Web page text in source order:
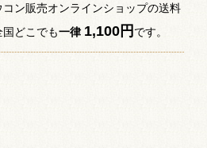
コン販売オンラインショップの送料
国どこでも一律 1,100円 です。